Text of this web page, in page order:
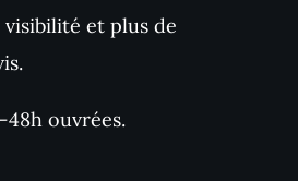
et plus de
ouvrées.